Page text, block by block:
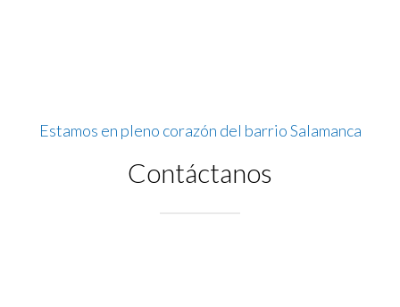
Estamos en pleno corazón del barrio Salamanca
Contáctanos